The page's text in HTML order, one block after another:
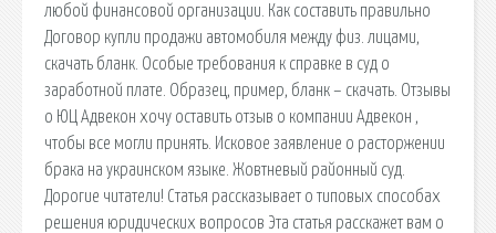
любой финансовой организации. Как составить правильно
Договор купли продажи автомобиля между физ. лицами,
скачать бланк. Особые требования к справке в суд о
заработной плате. Образец, пример, бланк – скачать. Отзывы
о ЮЦ Адвекон хочу оставить отзыв о компании Адвекон ,
чтобы все могли принять. Исковое заявление о расторжении
брака на украинском языке. Жовтневый районный суд.
Дорогие читатели! Статья рассказывает о типовых способах
решения юридических вопросов Эта статья расскажет вам о